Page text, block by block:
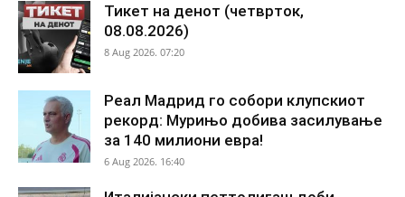
Тикет на денот (четврток,
08.08.2026)
8 Aug 2026. 07:20
Реал Мадрид го собори клупскиот
рекорд: Мурињо добива засилување
за 140 милиони евра!
6 Aug 2026. 16:40